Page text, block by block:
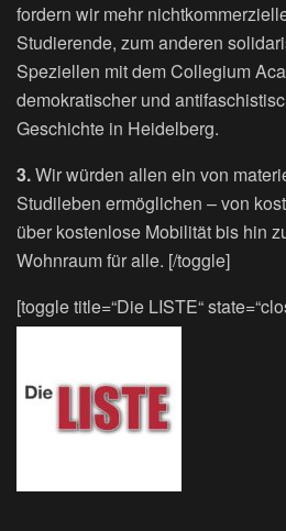
fordern wir mehr
Studierende, zum anderen
Speziellen mit dem Collegium
demokratischer und
Geschichte in Heidelberg.
3.Wir würden allen ein von
Studileben ermöglichen – von
über kostenlose Mobilität bis hin
Wohnraum für alle. [/toggle]
[toggle title=“Die LISTE“